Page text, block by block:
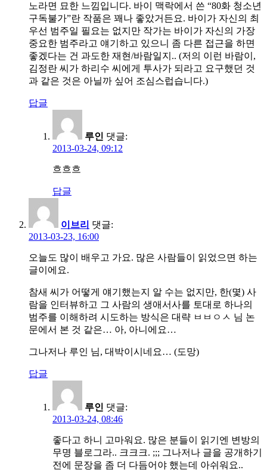
노라면 묘한 느낌입니다. 바이 맥락에서 쓴 “80화 청소년
구독불가”란 작품은 꽤나 좋았거든요. 바이가 자신의 최
우선 범주일 필요는 없지만 작가는 바이가 자신의 가장
중요한 범주라고 얘기하고 있으니 좀 다른 접근을 하면
좋겠다는 건 과도한 재현/바람일지.. (저의 이런 바람이,
김정란 씨가 하리수 씨에게 투사가 되라고 요구했던 것
과 같은 것은 아닐까 싶어 조심스럽습니다.)
답글
루인 댓글:
2013-03-24, 09:12
흐흐흐
답글
이브리 댓글:
2013-03-23, 16:00
오늘도 많이 배우고 가요. 많은 사람들이 읽었으면 하는
글이에요.
참새 씨가 어떻게 얘기했는지 알 수는 없지만, 한(몇) 사
람을 인터뷰하고 그 사람의 생애서사를 토대로 하나의
범주를 이해하려 시도하는 방식은 대략 ㅂㅂㅇㅅ 님 논
문에서 본 것 같은… 아, 아니에요…
그나저나 루인 님, 대박이시네요… (도망)
답글
루인 댓글:
2013-03-24, 08:46
좋다고 하니 고마워요. 많은 분들이 읽기엔 변방의
무명 블로그라.. 크크크. ;;; 그나저나 글을 공개하기
전에 문장을 좀 더 다듬어야 했는데 아쉬워요..